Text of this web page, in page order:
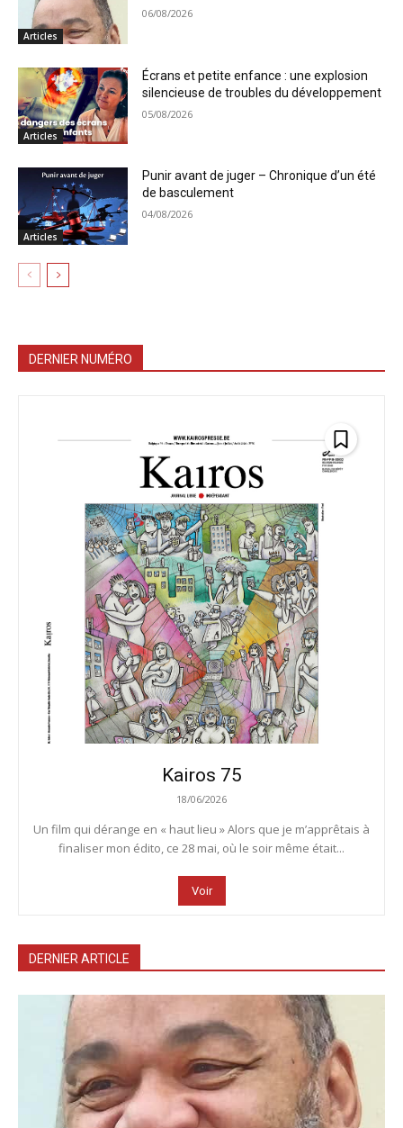
Articles
06/08/2026
Articles
Écrans et petite enfance : une explosion
silencieuse de troubles du développement
05/08/2026
Articles
Punir avant de juger – Chronique d’un été
de basculement
04/08/2026
DERNIER NUMÉRO
Kairos 75
18/06/2026
Un film qui dérange en « haut lieu » Alors que je m’apprêtais à
finaliser mon édito, ce 28 mai, où le soir même était...
Voir
DERNIER ARTICLE